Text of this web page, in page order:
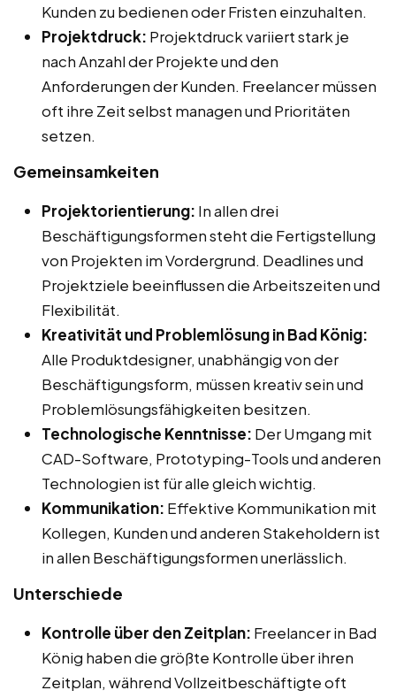
Kunden zu bedienen oder Fristen einzuhalten.
Projektdruck: Projektdruck variiert stark je
nach Anzahl der Projekte und den
Anforderungen der Kunden. Freelancer müssen
oft ihre Zeit selbst managen und Prioritäten
setzen.
Gemeinsamkeiten
Projektorientierung: In allen drei
Beschäftigungsformen steht die Fertigstellung
von Projekten im Vordergrund. Deadlines und
Projektziele beeinflussen die Arbeitszeiten und
Flexibilität.
Kreativität und Problemlösung in Bad König:
Alle Produktdesigner, unabhängig von der
Beschäftigungsform, müssen kreativ sein und
Problemlösungsfähigkeiten besitzen.
Technologische Kenntnisse: Der Umgang mit
CAD-Software, Prototyping-Tools und anderen
Technologien ist für alle gleich wichtig.
Kommunikation: Effektive Kommunikation mit
Kollegen, Kunden und anderen Stakeholdern ist
in allen Beschäftigungsformen unerlässlich.
Unterschiede
Kontrolle über den Zeitplan: Freelancer in Bad
König haben die größte Kontrolle über ihren
Zeitplan, während Vollzeitbeschäftigte oft